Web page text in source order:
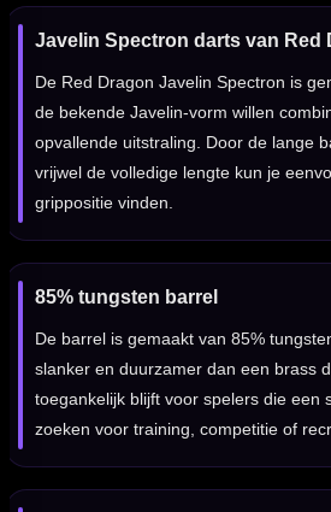
Javelin Spectron darts van Red
De Red Dragon Javelin Spectron is
de bekende Javelin-vorm willen
opvallende uitstraling. Door de lange
vrijwel de volledige lengte kun je
grippositie vinden.
85% tungsten barrel
De barrel is gemaakt van 85%
slanker en duurzamer dan een brass
toegankelijk blijft voor spelers die een
zoeken voor training, competitie of